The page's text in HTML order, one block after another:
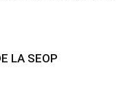
LA SEOP